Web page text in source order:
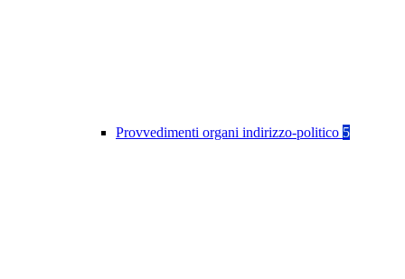
Provvedimenti organi indirizzo-politico 5